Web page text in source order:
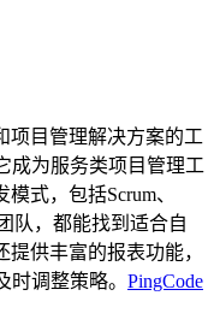
项目管理解决方案的工
成为服务类项目管理工
式，包括Scrum、
队，都能找到适合自
提供丰富的报表功能，
调整策略。 PingCode